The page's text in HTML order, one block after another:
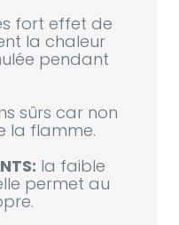
fort effet de
la chaleur
pendant
sûrs car non
la flamme.
la faible
permet au